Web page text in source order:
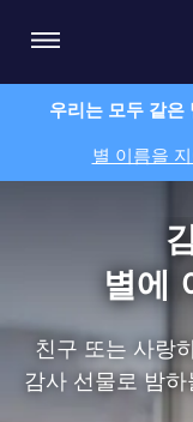
우리는 모두 같은
별 이름을
별에
친구 또는 사랑
감사 선물로 밤